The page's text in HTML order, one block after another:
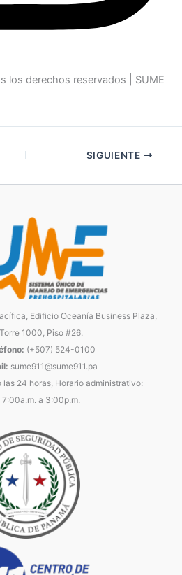
los derechos reservados | SUME
SIGUIENTE
Edificio Oceanía Business Plaza,
Torre 1000, Piso #26.
(+507) 524-0100
sume911@sume911.pa
las 24 horas, Horario administrativo:
7:00a.m. a 3:00p.m.